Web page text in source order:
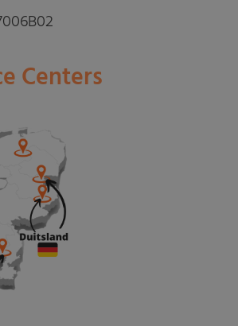
Centers